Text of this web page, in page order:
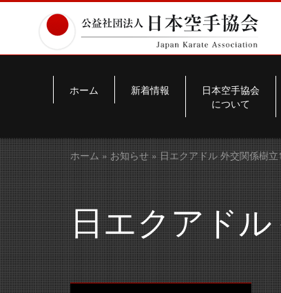
ホーム 新着情報
日本空手協会
について
ホーム»お知らせ» 日エクアドル 外交関係樹
日エクアドル